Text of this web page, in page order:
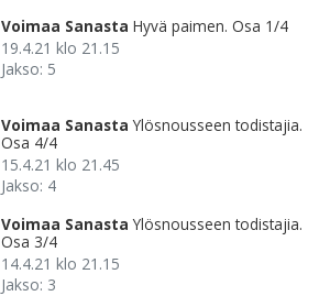
Voimaa Sanasta Hyvä paimen. Osa 1/4
19.4.21 klo 21.15
Jakso: 5
Voimaa Sanasta Ylösnousseen todistajia.
Osa 4/4
15.4.21 klo 21.45
Jakso: 4
Voimaa Sanasta Ylösnousseen todistajia.
Osa 3/4
14.4.21 klo 21.15
Jakso: 3